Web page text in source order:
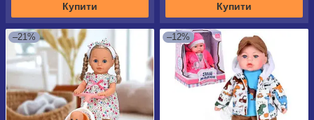
Купити Купити
–21% –12%